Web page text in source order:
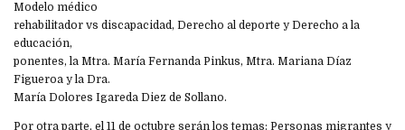
Modelo médico
rehabilitador vs discapacidad, Derecho al deporte y Derecho a la
educación,
ponentes, la Mtra. María Fernanda Pinkus, Mtra. Mariana Díaz
Figueroa y la Dra.
María Dolores Igareda Diez de Sollano.
Por otra parte, el 11 de octubre serán los temas: Personas migrantes y